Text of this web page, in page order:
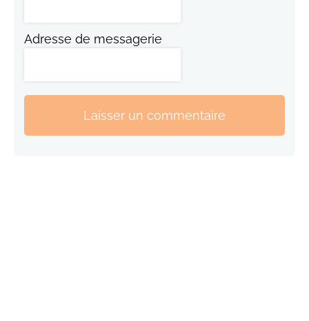
Adresse de messagerie
Laisser un commentaire